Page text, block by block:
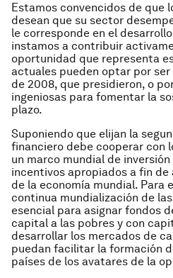
Estamos convencidos de que
desean que su sector
le corresponde en el
instamos a contribuir
oportunidad que representa
actuales pueden optar por
de 2008, que presidieron, o
ingeniosas para fomentar la
plazo.
Suponiendo que elijan la
financiero debe cooperar con
un marco mundial de
incentivos apropiados a fin
de la economía mundial. Para
continua mundialización de
esencial para asignar fondos
capital a las pobres y con
desarrollar los mercados de
puedan facilitar la formación
países de los avatares de la